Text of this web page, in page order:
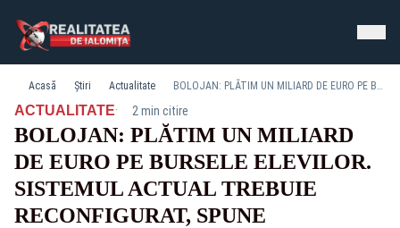
Acasă Știri Actualitate BOLOJAN: PLĂTIM UN MILIARD DE EURO PE BURSELE ELEVILOR. SISTEMUL ACTUAL TREBUIE RECONFIGURAT, SPUNE PREMIERUL
ACTUALITATE· 2 min citire
BOLOJAN: PLĂTIM UN MILIARD
DE EURO PE BURSELE ELEVILOR.
SISTEMUL ACTUAL TREBUIE
RECONFIGURAT, SPUNE